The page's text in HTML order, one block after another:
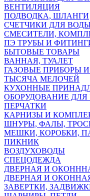
ВЕНТИЛЯЦИЯ
ПОДВОДКА, ШЛАНГИ
СЧЕТЧИКИ ДЛЯ
СМЕСИТЕЛИ,
ПЭ ТРУБЫ И
БЫТОВЫЕ ТОВАРЫ
ВАННАЯ, ТУАЛЕТ
ГАЗОВЫЕ ПРИБОРЫ
ТЫСЯЧА МЕЛОЧЕЙ
КУХОННЫЕ
ОБОРУДОВАНИЕ ДЛЯ
ПЕРЧАТКИ
КАРНИЗЫ И
ШНУРЫ, ФАЛЫ,
МЕШКИ, КОРОБКИ,
ПИКНИК
ВОЗДУХОВОДЫ
СПЕЦОДЕЖДА
ДВЕРНАЯ И
ДВЕРНАЯ И
ЗАВЕРТКИ,